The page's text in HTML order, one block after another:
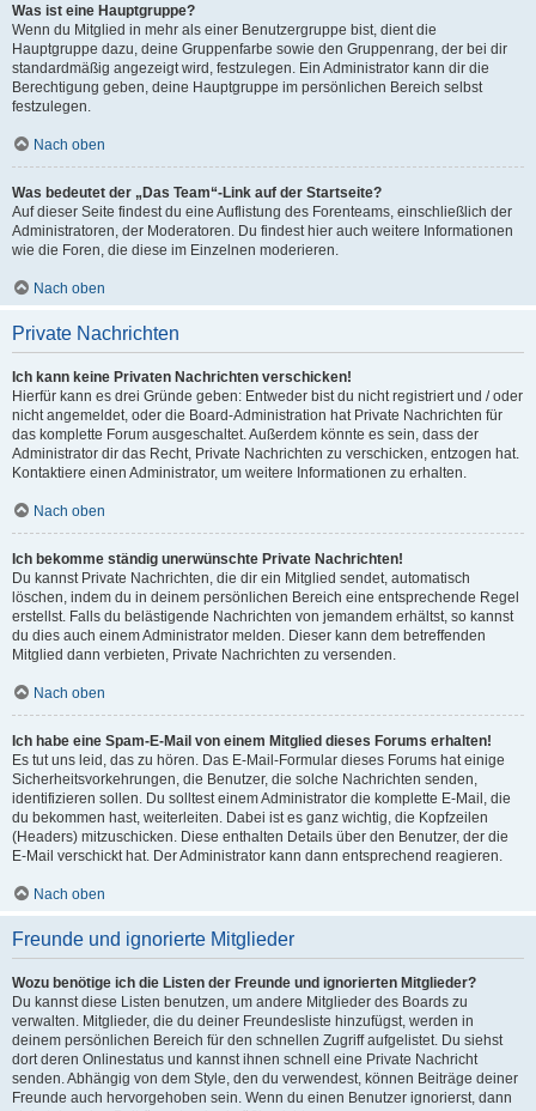
Was ist eine Hauptgruppe?
Wenn du Mitglied in mehr als einer Benutzergruppe bist, dient die
Hauptgruppe dazu, deine Gruppenfarbe sowie den Gruppenrang, der bei dir
standardmäßig angezeigt wird, festzulegen. Ein Administrator kann dir die
Berechtigung geben, deine Hauptgruppe im persönlichen Bereich selbst
festzulegen.
Nach oben
Was bedeutet der „Das Team“-Link auf der Startseite?
Auf dieser Seite findest du eine Auflistung des Forenteams, einschließlich der
Administratoren, der Moderatoren. Du findest hier auch weitere Informationen
wie die Foren, die diese im Einzelnen moderieren.
Nach oben
Private Nachrichten
Ich kann keine Privaten Nachrichten verschicken!
Hierfür kann es drei Gründe geben: Entweder bist du nicht registriert und / oder
nicht angemeldet, oder die Board-Administration hat Private Nachrichten für
das komplette Forum ausgeschaltet. Außerdem könnte es sein, dass der
Administrator dir das Recht, Private Nachrichten zu verschicken, entzogen hat.
Kontaktiere einen Administrator, um weitere Informationen zu erhalten.
Nach oben
Ich bekomme ständig unerwünschte Private Nachrichten!
Du kannst Private Nachrichten, die dir ein Mitglied sendet, automatisch
löschen, indem du in deinem persönlichen Bereich eine entsprechende Regel
erstellst. Falls du belästigende Nachrichten von jemandem erhältst, so kannst
du dies auch einem Administrator melden. Dieser kann dem betreffenden
Mitglied dann verbieten, Private Nachrichten zu versenden.
Nach oben
Ich habe eine Spam-E-Mail von einem Mitglied dieses Forums erhalten!
Es tut uns leid, das zu hören. Das E-Mail-Formular dieses Forums hat einige
Sicherheitsvorkehrungen, die Benutzer, die solche Nachrichten senden,
identifizieren sollen. Du solltest einem Administrator die komplette E-Mail, die
du bekommen hast, weiterleiten. Dabei ist es ganz wichtig, die Kopfzeilen
(Headers) mitzuschicken. Diese enthalten Details über den Benutzer, der die
E-Mail verschickt hat. Der Administrator kann dann entsprechend reagieren.
Nach oben
Freunde und ignorierte Mitglieder
Wozu benötige ich die Listen der Freunde und ignorierten Mitglieder?
Du kannst diese Listen benutzen, um andere Mitglieder des Boards zu
verwalten. Mitglieder, die du deiner Freundesliste hinzufügst, werden in
deinem persönlichen Bereich für den schnellen Zugriff aufgelistet. Du siehst
dort deren Onlinestatus und kannst ihnen schnell eine Private Nachricht
senden. Abhängig von dem Style, den du verwendest, können Beiträge deiner
Freunde auch hervorgehoben sein. Wenn du einen Benutzer ignorierst, dann